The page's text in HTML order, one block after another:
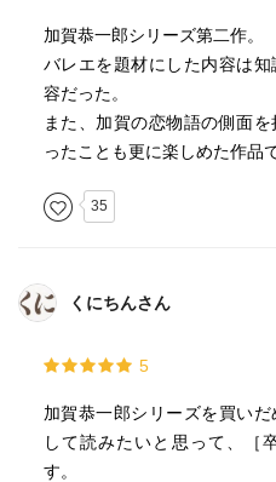
事件を担当するのは、まだ
郎。彼はバレエという世界
関係や専門的な用語に戸惑
進めていく。バレエ団は近
団員たちは練習に追われて
主役争い、才能への嫉妬、恋
加賀は団員の一人、浅岡未
未緒の踊りは圧倒的で、加
も複雑な関係にあった。バ
の真相を探るうえで避けて通
加賀恭一郎シリーズ第二作。
バレエを題材にした内容は
容だった。
また、加賀の恋物語の側面
ったことも更に楽しめた作品
35
くにちんさん
5
加賀恭一郎シリーズを買い
して読みたいと思って、［
す。